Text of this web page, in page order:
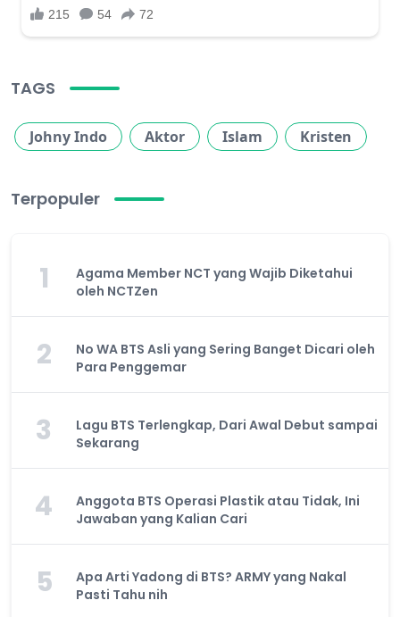
TAGS
Johny Indo Aktor Islam Kristen
Terpopuler
1
Agama Member NCT yang Wajib Diketahui
oleh NCTZen
2
No WA BTS Asli yang Sering Banget Dicari oleh
Para Penggemar
3
Lagu BTS Terlengkap, Dari Awal Debut sampai
Sekarang
4
Anggota BTS Operasi Plastik atau Tidak, Ini
Jawaban yang Kalian Cari
5
Apa Arti Yadong di BTS? ARMY yang Nakal
Pasti Tahu nih